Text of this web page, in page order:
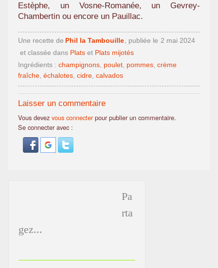
Estèphe, un Vosne-Romanée, un Gevrey-
Chambertin ou encore un Pauillac.
Une recette de Phil la Tambouille , publiée le 2 mai 2024
et classée dans Plats et Plats mijotés
Ingrédients : champignons poulet pommes crème
fraîche échalotes cidre calvados
Laisser un commentaire
Vous devez vous connecterpour publier un commentaire.
Se connecter avec :
Pa
rta
gez...